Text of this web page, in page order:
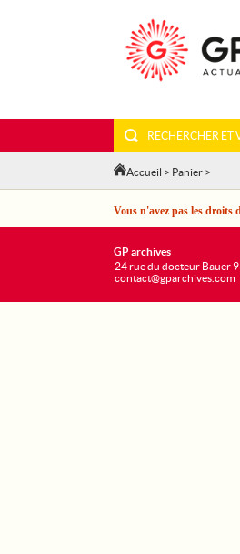
RECHERCHER ET
Accueil > Panier >
Vous n'avez pas les droits
GP archives
24 rue du docteur Bauer
contact@gparchives.com